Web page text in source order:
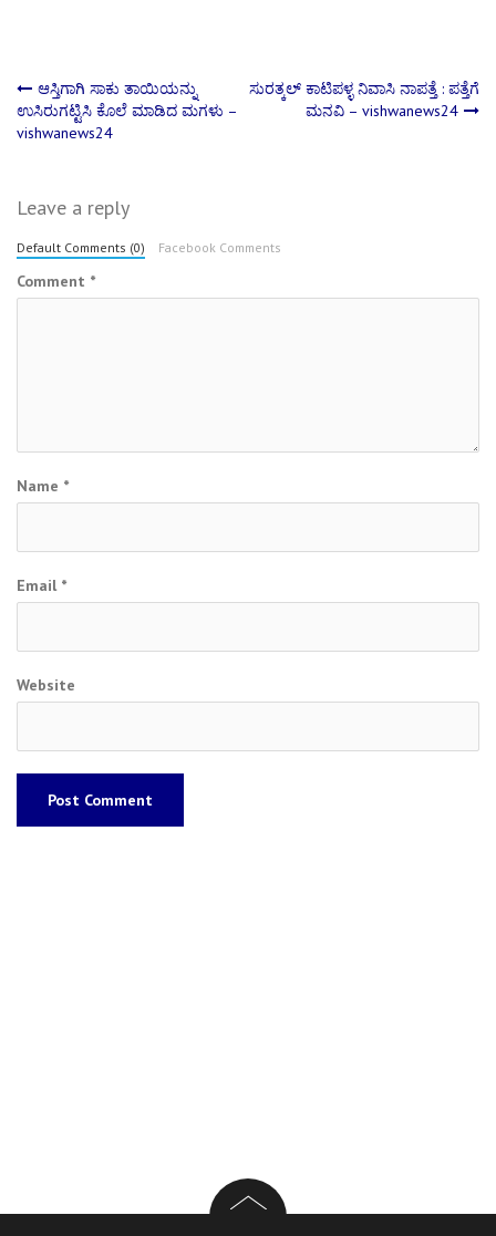
Post
navigation
ಆಸ್ತಿಗಾಗಿ ಸಾಕು ತಾಯಿಯನ್ನು
ಉಸಿರುಗಟ್ಟಿಸಿ ಕೊಲೆ ಮಾಡಿದ ಮಗಳು –
vishwanews24
ಸುರತ್ಕಲ್ ಕಾಟಿಪಳ್ಳ ನಿವಾಸಿ ನಾಪತ್ತೆ : ಪತ್ತೆಗೆ
ಮನವಿ – vishwanews24
Leave a reply
Default Comments (0) Facebook Comments
Comment *
Name *
Email *
Website